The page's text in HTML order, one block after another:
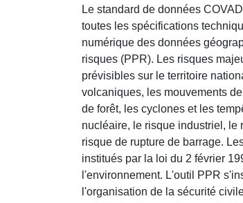
Le standard de données
toutes les spécifications
numérique des données
risques (PPR). Les risques
prévisibles sur le territoire
volcaniques, les mouvements
de forêt, les cyclones et les
nucléaire, le risque industriel, le
risque de rupture de barrage.
institués par la loi du 2 février
l'environnement. L'outil PPR
l'organisation de la sécurité